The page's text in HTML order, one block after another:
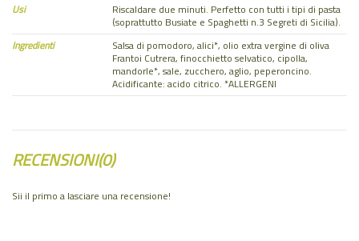
Usi
Riscaldare due minuti. Perfetto con tutti i tipi di pasta
(soprattutto Busiate e Spaghetti n.3 Segreti di Sicilia).
Ingredienti
Salsa di pomodoro, alici*, olio extra vergine di oliva
Frantoi Cutrera, finocchietto selvatico, cipolla,
mandorle*, sale, zucchero, aglio, peperoncino.
Acidificante: acido citrico. *ALLERGENI
RECENSIONI(0)
Sii il primo a lasciare una recensione!